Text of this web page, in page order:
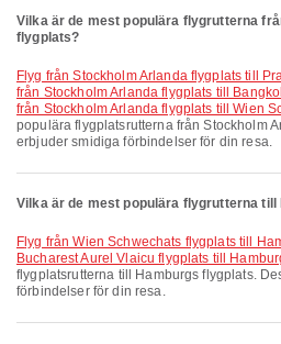
Vilka är de mest populära flygrutterna
flygplats?
Flyg från Stockholm Arlanda flygplats till
från Stockholm Arlanda flygplats till
från Stockholm Arlanda flygplats till Wien
populära flygplatsrutterna från Stockholm
erbjuder smidiga förbindelser för din resa.
Vilka är de mest populära flygrutterna
Flyg från Wien Schwechats flygplats till
Bucharest Aurel Vlaicu flygplats till
flygplatsrutterna till Hamburgs flygplats.
förbindelser för din resa.